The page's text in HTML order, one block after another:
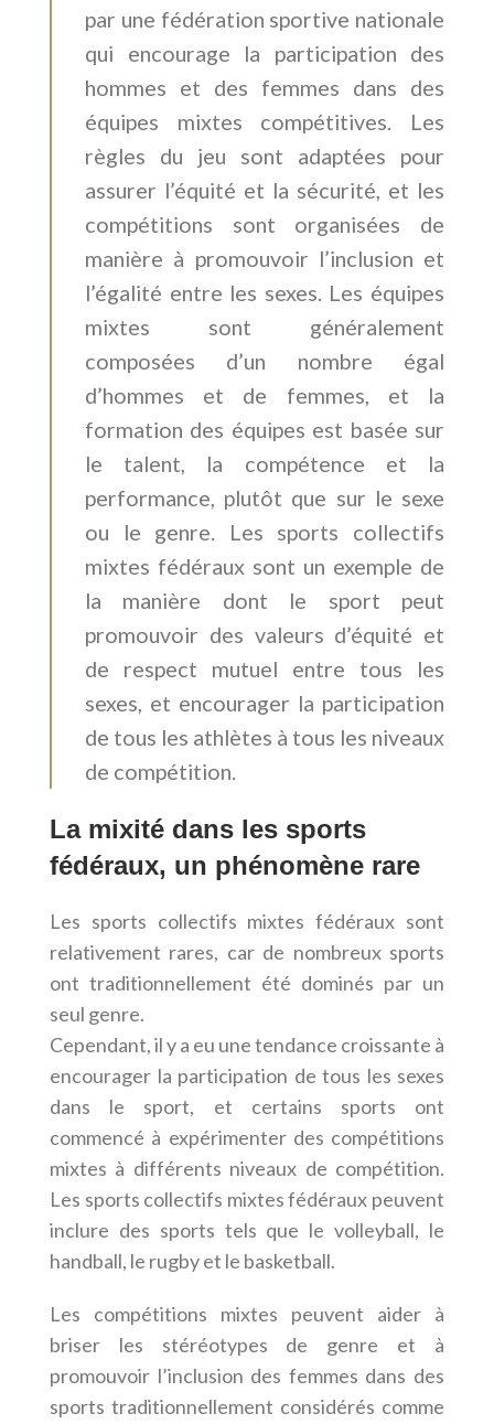
par une fédération sportive nationale
qui encourage la participation des
hommes et des femmes dans des
équipes mixtes compétitives. Les
règles du jeu sont adaptées pour
assurer l’équité et la sécurité, et les
compétitions sont organisées de
manière à promouvoir l’inclusion et
l’égalité entre les sexes. Les équipes
mixtes sont généralement
composées d’un nombre égal
d’hommes et de femmes, et la
formation des équipes est basée sur
le talent, la compétence et la
performance, plutôt que sur le sexe
ou le genre. Les sports collectifs
mixtes fédéraux sont un exemple de
la manière dont le sport peut
promouvoir des valeurs d’équité et
de respect mutuel entre tous les
sexes, et encourager la participation
de tous les athlètes à tous les niveaux
de compétition.
La mixité dans les sports
fédéraux, un phénomène rare
Les sports collectifs mixtes fédéraux sont
relativement rares, car de nombreux sports
ont traditionnellement été dominés par un
seul genre.
Cependant, il y a eu une tendance croissante à
encourager la participation de tous les sexes
dans le sport, et certains sports ont
commencé à expérimenter des compétitions
mixtes à différents niveaux de compétition.
Les sports collectifs mixtes fédéraux peuvent
inclure des sports tels que le volleyball, le
handball, le rugby et le basketball.
Les compétitions mixtes peuvent aider à
briser les stéréotypes de genre et à
promouvoir l’inclusion des femmes dans des
sports traditionnellement considérés comme